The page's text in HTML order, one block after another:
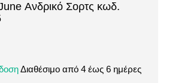
Ανδρικό Σορτς κωδ.
είναι η ιδανική επιλογή για
Διαθέσιμο από 4 έως 6 ημέρες